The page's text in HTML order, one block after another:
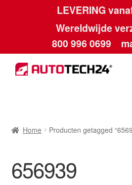
LEVERING
Wereldwijde
800 996 0699
Ga
door
Ga
naar
Betalingen
Home Producten getagged
656939